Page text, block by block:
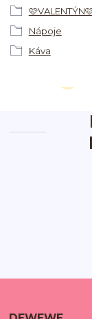
Nápoje
Káva